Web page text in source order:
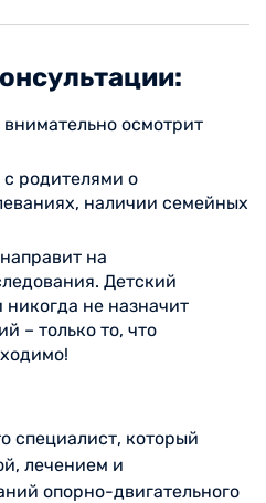
осмотрит
с родителями о
наличии семейных
на
Детский
не назначит
– только то, что
специалист, который
лечением и
опорно-двигательного